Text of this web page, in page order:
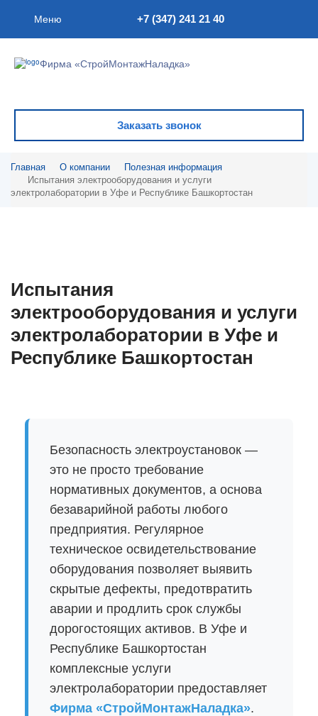
Фирма «СтройМонтажНаладка»
Меню +7 (347) 241 21 40
Заказать звонок
Главная О компании
Полезная информация
Испытания электрооборудования и услуги
электролаборатории в Уфе и Республике Башкортостан
Испытания
электрооборудования и услуги
электролаборатории в Уфе и
Республике Башкортостан
Безопасность электроустановок —
это не просто требование
нормативных документов, а основа
безаварийной работы любого
предприятия. Регулярное
техническое освидетельствование
оборудования позволяет выявить
скрытые дефекты, предотвратить
аварии и продлить срок службы
дорогостоящих активов. В Уфе и
Республике Башкортостан
комплексные услуги
электролаборатории предоставляет
Фирма «СтройМонтажНаладка».